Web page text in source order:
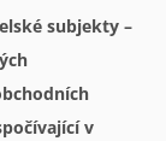
subjekty –
v